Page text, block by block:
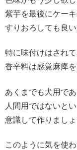
紫芋を最後にケー
すりおろしても良い
特に味付けはされ
香辛料は感覚麻痺
あくまでも犬用であ
人間用ではないと
意識して作りましょ
このように気を使